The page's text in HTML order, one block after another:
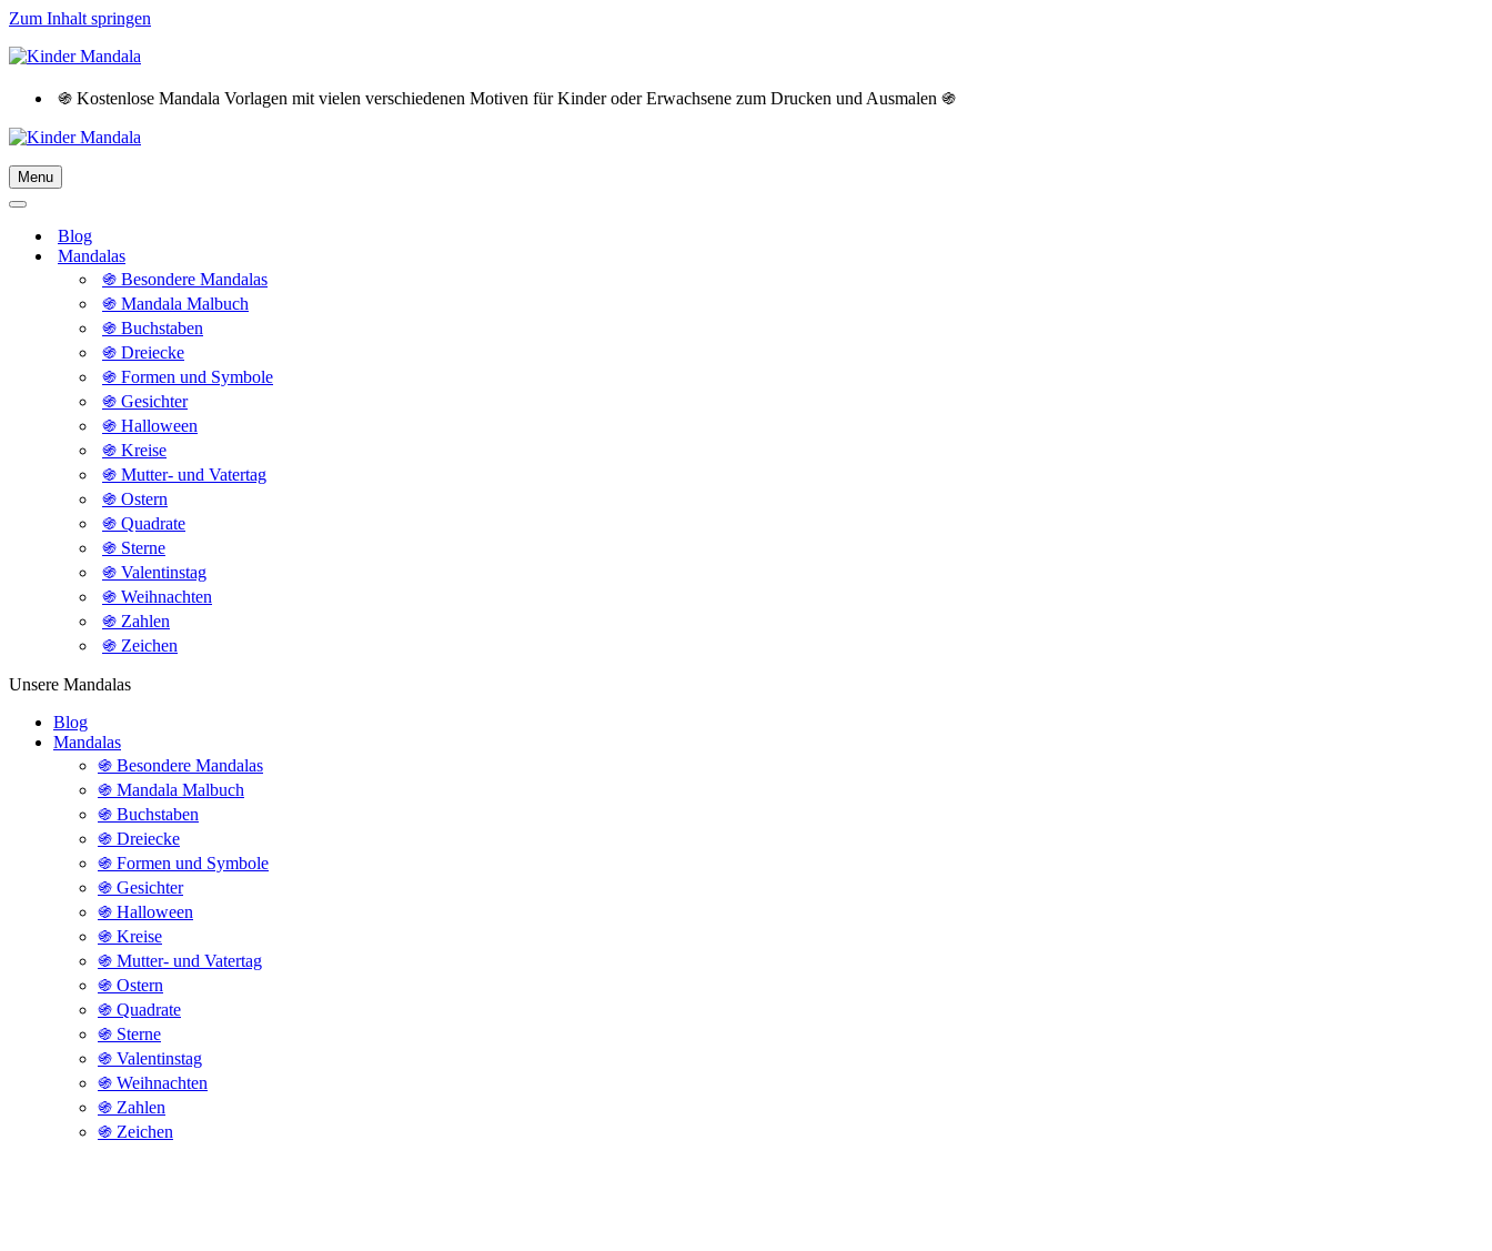
Zum Inhalt springen
֍ Kostenlose Mandala Vorlagen mit vielen verschiedenen Motiven für Kinder oder Erwachsene zum Drucken und Ausmalen ֍
Menu
Navigationsmenü
Navigationsmenü
Blog
Mandalas
֍ Besondere Mandalas
֍ Mandala Malbuch
֍ Buchstaben
֍ Dreiecke
֍ Formen und Symbole
֍ Gesichter
֍ Halloween
֍ Kreise
֍ Mutter- und Vatertag
֍ Ostern
֍ Quadrate
֍ Sterne
֍ Valentinstag
֍ Weihnachten
֍ Zahlen
֍ Zeichen
Unsere Mandalas
Blog
Mandalas
֍ Besondere Mandalas
֍ Mandala Malbuch
֍ Buchstaben
֍ Dreiecke
֍ Formen und Symbole
֍ Gesichter
֍ Halloween
֍ Kreise
֍ Mutter- und Vatertag
֍ Ostern
֍ Quadrate
֍ Sterne
֍ Valentinstag
֍ Weihnachten
֍ Zahlen
֍ Zeichen